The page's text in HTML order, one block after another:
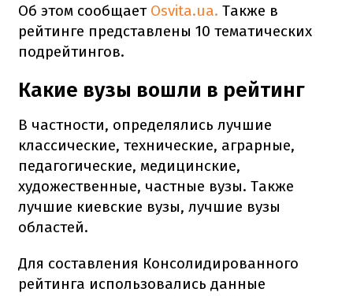
Об этом сообщает Osvita.ua. Также в
рейтинге представлены 10 тематических
подрейтингов.
Какие вузы вошли в рейтинг
В частности, определялись лучшие
классические, технические, аграрные,
педагогические, медицинские,
художественные, частные вузы. Также
лучшие киевские вузы, лучшие вузы
областей.
Для составления Консолидированного
рейтинга использовались данные